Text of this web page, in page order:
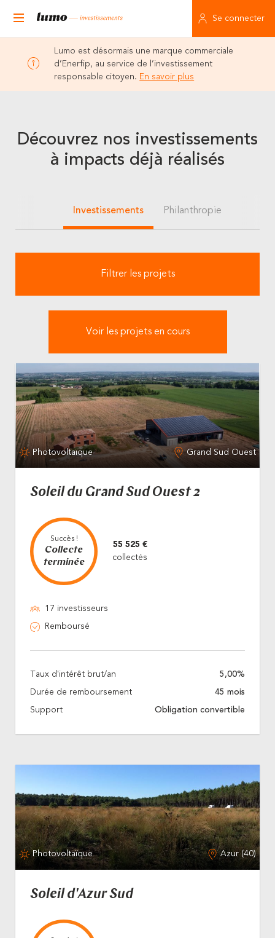
Se connecter
Lumo est désormais une marque commerciale
d’Enerfip, au service de l’investissement
responsable citoyen. En savoir plus
Découvrez nos investissements
à impacts déjà réalisés
Investissements Philanthropie
Filtrer les projets
Voir les projets en cours
Photovoltaïque Grand Sud Ouest
Soleil du Grand Sud Ouest 2
Succès !
Collecte
terminée
55 525 €
collectés
17 investisseurs
Remboursé
Taux d'intérêt brut/an 5,00%
Durée de remboursement 45 mois
Support Obligation convertible
Photovoltaïque Azur (40)
Soleil d'Azur Sud